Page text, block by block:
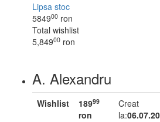
Lipsa stoc
584900 ron
Total wishlist
5,84900 ron
A. Alexandru
Wishlist 18999
ron
Creat
la: